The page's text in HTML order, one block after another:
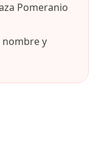
Pomeranio
nombre y